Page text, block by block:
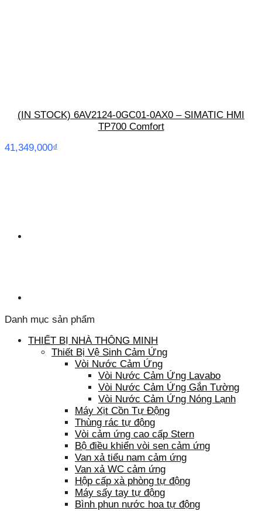
(IN STOCK) 6AV2124-0GC01-0AX0 – SIMATIC HMI
TP700 Comfort
41,349,000₫
Danh mục sản phẩm
THIẾT BỊ NHÀ THÔNG MINH
Thiết Bị Vệ Sinh Cảm Ứng
Vòi Nước Cảm Ứng
Vòi Nước Cảm Ứng Lavabo
Vòi Nước Cảm Ứng Gắn Tường
Vòi Nước Cảm Ứng Nóng Lạnh
Máy Xịt Cồn Tự Động
Thùng rác tự động
Vòi cảm ứng cao cấp Stern
Bộ điều khiển vòi sen cảm ứng
Van xả tiểu nam cảm ứng
Van xả WC cảm ứng
Hộp cấp xà phòng tự động
Máy sấy tay tự động
Bình phun nước hoa tự động